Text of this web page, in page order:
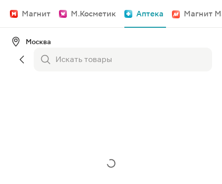
Магнит М.Косметик Аптека Магнит
Москва